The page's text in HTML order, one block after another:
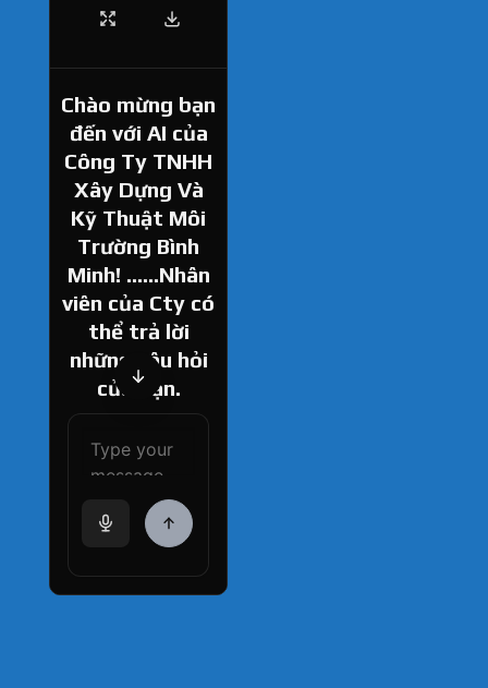
Chào mừng bạn
đến với AI của
Công Ty TNHH
Xây Dựng Và
Kỹ Thuật Môi
Trường Bình
Minh! ......Nhân
viên của Cty có
thể trả lời
những câu hỏi
của bạn.
How can I help
you today?